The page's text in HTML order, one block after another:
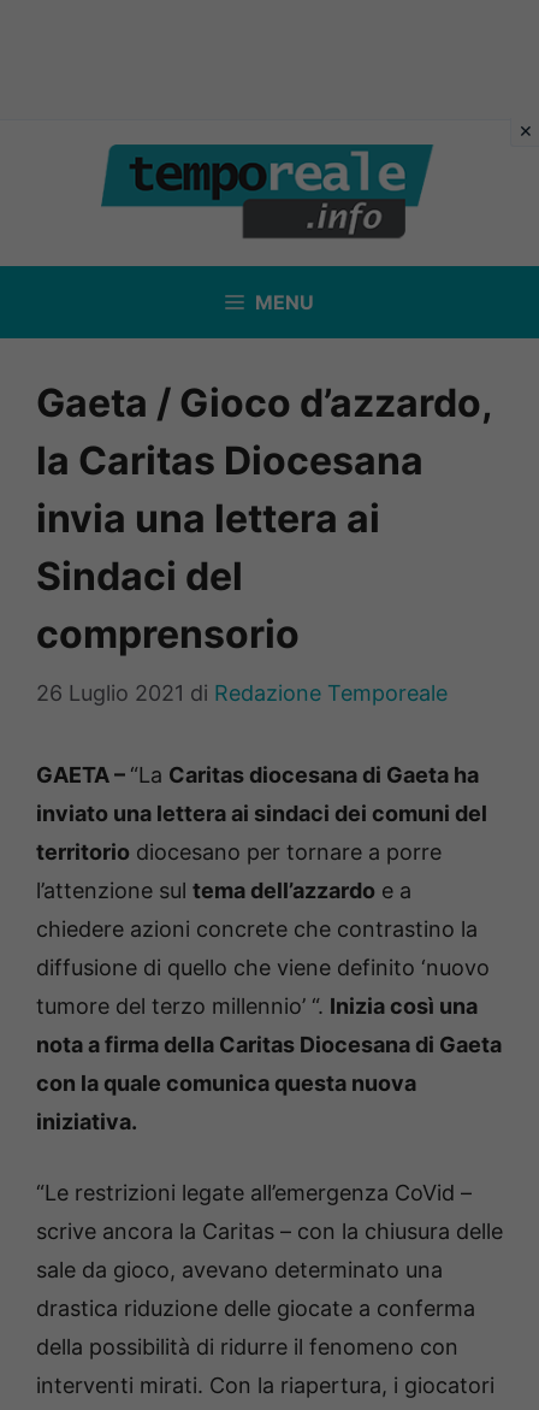
contenuto
MENU
Gaeta / Gioco d’azzardo,
la Caritas Diocesana
invia una lettera ai
Sindaci del
comprensorio
26 Luglio 2021 di Redazione Temporeale
GAETA – “La Caritas diocesana di Gaeta ha
inviato una lettera ai sindaci dei comuni del
territorio diocesano per tornare a porre
l’attenzione sul tema dell’azzardo e a
chiedere azioni concrete che contrastino la
diffusione di quello che viene definito ‘nuovo
tumore del terzo millennio’ “. Inizia così una
nota a firma della Caritas Diocesana di Gaeta
con la quale comunica questa nuova
iniziativa.
“Le restrizioni legate all’emergenza CoVid –
scrive ancora la Caritas – con la chiusura delle
sale da gioco, avevano determinato una
drastica riduzione delle giocate a conferma
della possibilità di ridurre il fenomeno con
interventi mirati. Con la riapertura, i giocatori